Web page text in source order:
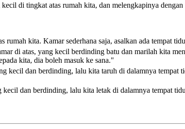
di tingkat atas rumah kita, dan melengkapinya
rumah kita. Kamar sederhana saja, asalkan ada tempat
di atas, yang kecil berdinding batu dan marilah kita
kita, dia boleh masuk ke sana."
kecil dan berdinding, lalu kita taruh di dalamnya
kecil dan berdinding, lalu kita letak di dalamnya tempat